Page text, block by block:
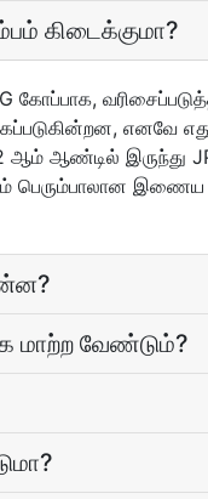
கிடைக்குமா?
எனவே
ஆம் ஆண்டில் இருந்து
பெரும்பாலான இணைய
வேண்டும்?